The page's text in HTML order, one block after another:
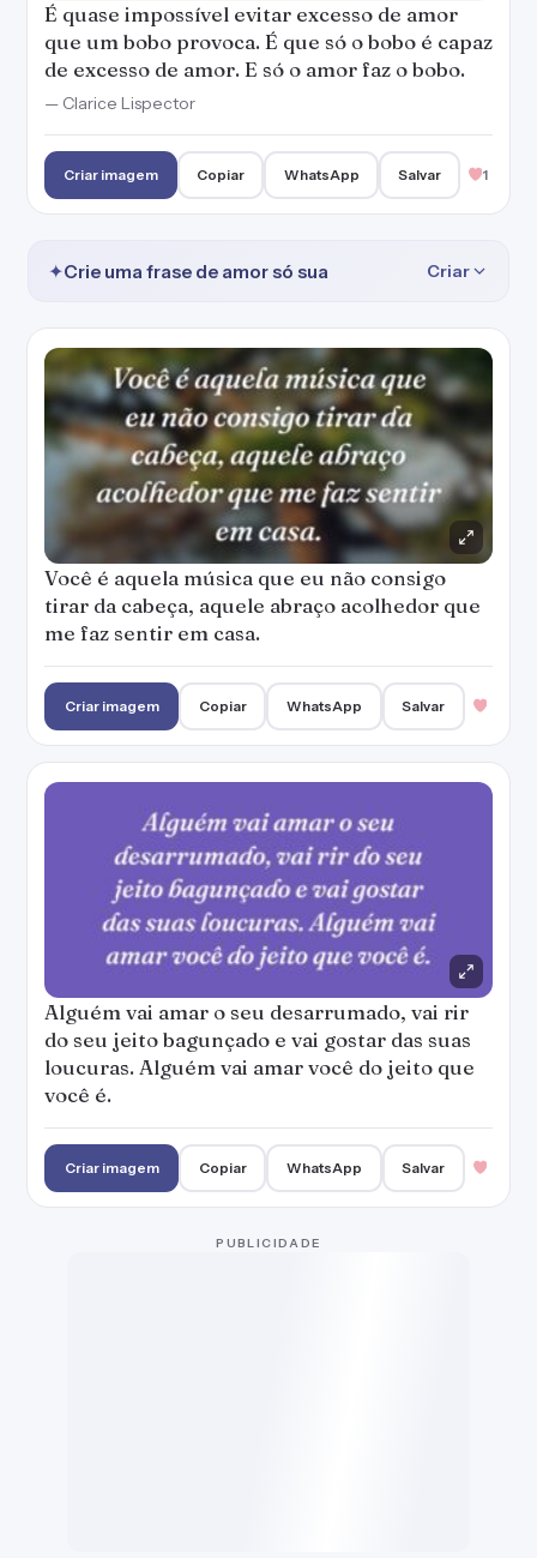
É quase impossível evitar excesso de amor
que um bobo provoca. É que só o bobo é capaz
de excesso de amor. E só o amor faz o bobo.
— Clarice Lispector
Criar imagem Copiar WhatsApp Salvar 1
✦Crie uma frase de amor só sua Criar
Você é aquela música que eu não consigo
tirar da cabeça, aquele abraço acolhedor que
me faz sentir em casa.
Criar imagem Copiar WhatsApp Salvar
Alguém vai amar o seu desarrumado, vai rir
do seu jeito bagunçado e vai gostar das suas
loucuras. Alguém vai amar você do jeito que
você é.
Criar imagem Copiar WhatsApp Salvar
PUBLICIDADE